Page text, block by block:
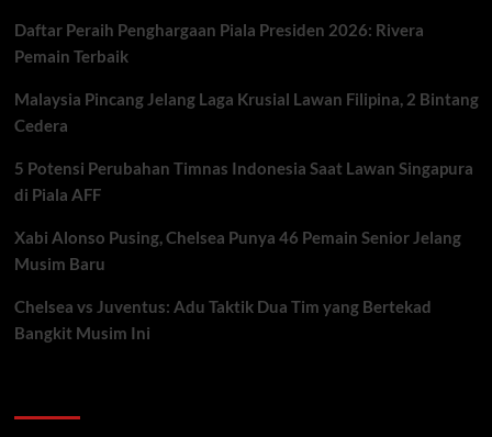
Daftar Peraih Penghargaan Piala Presiden 2026: Rivera
Pemain Terbaik
Malaysia Pincang Jelang Laga Krusial Lawan Filipina, 2 Bintang
Cedera
5 Potensi Perubahan Timnas Indonesia Saat Lawan Singapura
di Piala AFF
Xabi Alonso Pusing, Chelsea Punya 46 Pemain Senior Jelang
Musim Baru
Chelsea vs Juventus: Adu Taktik Dua Tim yang Bertekad
Bangkit Musim Ini